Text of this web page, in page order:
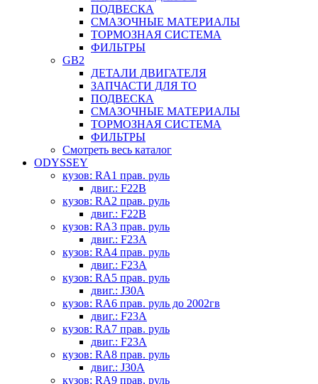
ПОДВЕСКА
СМАЗОЧНЫЕ МАТЕРИАЛЫ
ТОРМОЗНАЯ СИСТЕМА
ФИЛЬТРЫ
GB2
ДЕТАЛИ ДВИГАТЕЛЯ
ЗАПЧАСТИ ДЛЯ ТО
ПОДВЕСКА
СМАЗОЧНЫЕ МАТЕРИАЛЫ
ТОРМОЗНАЯ СИСТЕМА
ФИЛЬТРЫ
Смотреть весь каталог
ODYSSEY
кузов: RA1 прав. руль
двиг.: F22B
кузов: RA2 прав. руль
двиг.: F22B
кузов: RA3 прав. руль
двиг.: F23A
кузов: RA4 прав. руль
двиг.: F23A
кузов: RA5 прав. руль
двиг.: J30A
кузов: RA6 прав. руль до 2002гв
двиг.: F23A
кузов: RA7 прав. руль
двиг.: F23A
кузов: RA8 прав. руль
двиг.: J30A
кузов: RA9 прав. руль